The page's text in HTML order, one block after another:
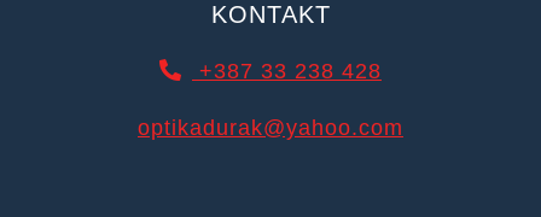
KONTAKT
+387 33 238 428
optikadurak@yahoo.com